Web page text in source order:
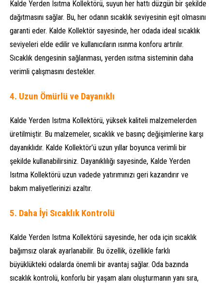
Kalde Yerden Isıtma Kollektörü, suyun her hattı düzgün bir şekilde
dağıtmasını sağlar. Bu, her odanın sıcaklık seviyesinin eşit olmasını
garanti eder. Kalde Kollektör sayesinde, her odada ideal sıcaklık
seviyeleri elde edilir ve kullanıcıların ısınma konforu artırılır.
Sıcaklık dengesinin sağlanması, yerden ısıtma sisteminin daha
verimli çalışmasını destekler.
4. Uzun Ömürlü ve Dayanıklı
Kalde Yerden Isıtma Kollektörü, yüksek kaliteli malzemelerden
üretilmiştir. Bu malzemeler, sıcaklık ve basınç değişimlerine karşı
dayanıklıdır. Kalde Kollektör’ü uzun yıllar boyunca verimli bir
şekilde kullanabilirsiniz. Dayanıklılığı sayesinde, Kalde Yerden
Isıtma Kollektörü uzun vadede yatırımınızı geri kazandırır ve
bakım maliyetlerinizi azaltır.
5. Daha İyi Sıcaklık Kontrolü
Kalde Yerden Isıtma Kollektörü sayesinde, her oda için sıcaklık
bağımsız olarak ayarlanabilir. Bu özellik, özellikle farklı
büyüklükteki odalarda önemli bir avantaj sağlar. Oda bazında
sıcaklık kontrolü, konforlu bir yaşam alanı oluşturmanın yanı sıra,